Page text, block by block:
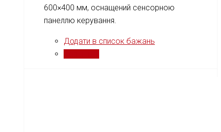
600×400 мм, оснащений сенсорною
панеллю керування.
Додати в список бажань